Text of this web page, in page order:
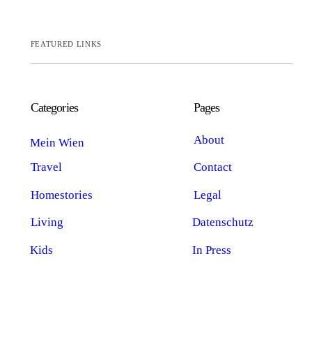
FEATURED LINKS
Categories Pages
Living
About
Travel Contact
Homestories
In Press
Mein Wien
Legal
Kids
Datenschutz